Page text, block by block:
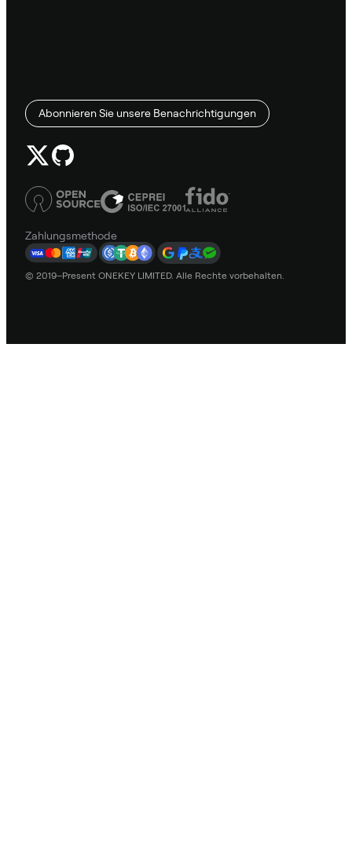
Abonnieren Sie unsere Benachrichtigungen
Zahlungsmethode
© 2019–Present ONEKEY LIMITED. Alle Rechte vorbehalten.